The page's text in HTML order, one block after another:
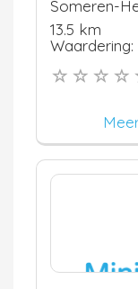
Someren-
13.5 km
Waardering: